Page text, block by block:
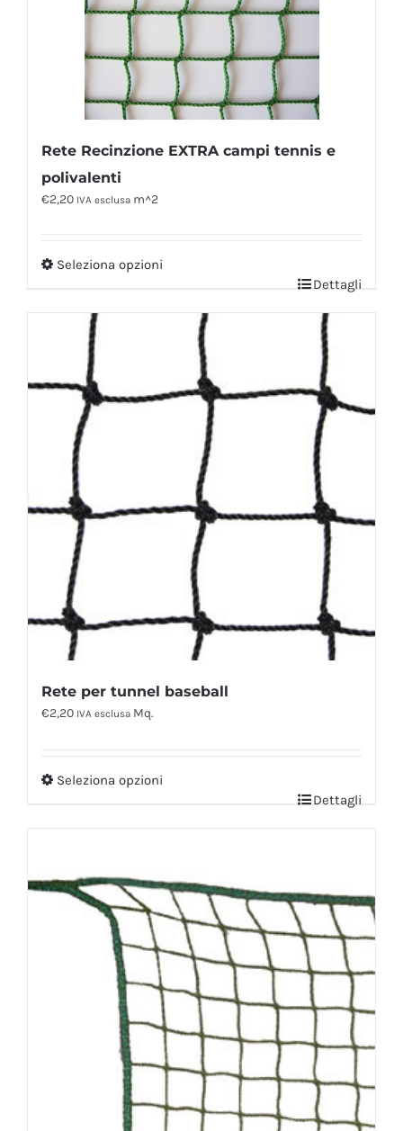
Rete Recinzione EXTRA campi tennis e
polivalenti
€2,20 IVA esclusa m^2
Seleziona opzioni
Dettagli
Rete per tunnel baseball
€2,20 IVA esclusa Mq.
Seleziona opzioni
Dettagli